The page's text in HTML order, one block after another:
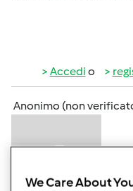
Accedi o
Anonimo (non
We Care About